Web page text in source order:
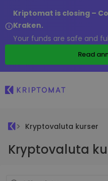
Kriptomat is closing –
Kraken.
Your funds are safe and
Read
Kryptovaluta kurser
Kryptovaluta